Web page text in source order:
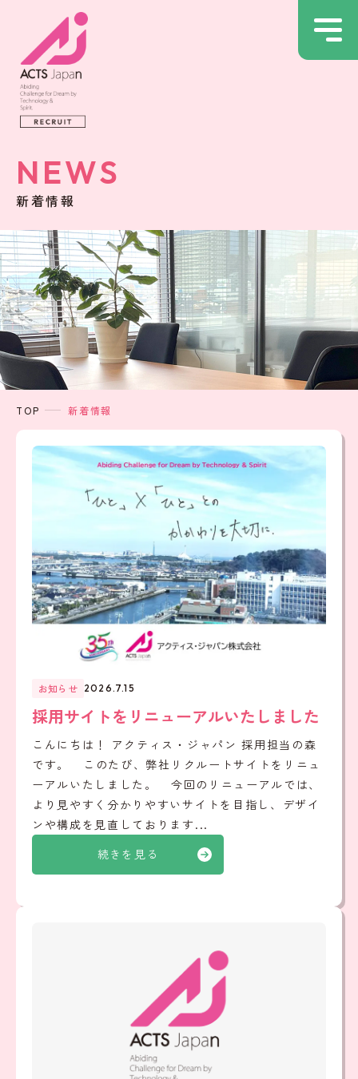
NEWS
新着情報
TOP 新着情報
続きを見る
お知らせ 2026.7.15
採用サイトをリニューアルいたしました
こんにちは！ アクティス・ジャパン 採用担当の森
です。 このたび、弊社リクルートサイトをリニュ
ーアルいたしました。 今回のリニューアルでは、
より見やすく分かりやすいサイトを目指し、デザイ
ンや構成を見直しております...